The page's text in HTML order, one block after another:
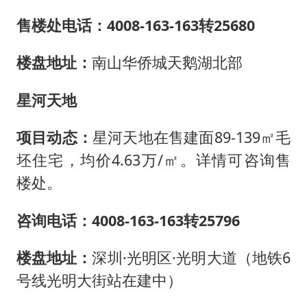
售楼处电话：4008-163-163转25680
楼盘地址： 南山华侨城天鹅湖北部
星河天地
项目动态： 星河天地在售建面89-139㎡毛
坯住宅，均价4.63万/㎡。详情可咨询售
楼处。
咨询电话：4008-163-163转25796
楼盘地址：深圳·光明区·光明大道（地铁6
号线光明大街站在建中）